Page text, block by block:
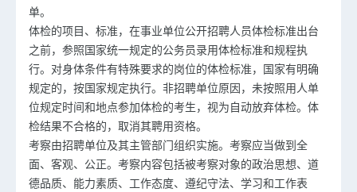
单。
体检的项目、标准，在事业单位公开招聘人员体检标准出台
之前，参照国家统一规定的公务员录用体检标准和规程执
行。对身体条件有特殊要求的岗位的体检标准，国家有明确
规定的，按国家规定执行。非招聘单位原因，未按照用人单
位规定时间和地点参加体检的考生，视为自动放弃体检。体
检结果不合格的，取消其聘用资格。
考察由招聘单位及其主管部门组织实施。考察应当做到全
面、客观、公正。考察内容包括被考察对象的政治思想、道
德品质、能力素质、工作态度、遵纪守法、学习和工作表